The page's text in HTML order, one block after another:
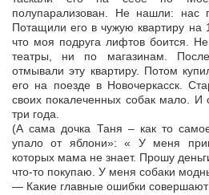
полупарализован. Не нашли: нас
Потащили его в чужую квартиру
что моя подруга лифтов боится.
театры, ни по магазинам.
отмывали эту квартиру. Потом
его на поезде в Новочеркасск.
своих покалеченных собак мало.
три года.
(А сама дочка Таня – как то
упало от яблони»: « У меня
которых мама не знает. Прошу
что-то покупаю. У меня собаки
— Какие главные ошибки совершают